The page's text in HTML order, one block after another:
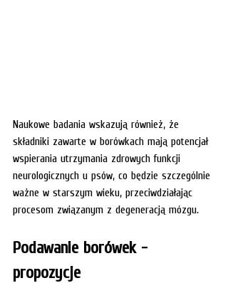
Naukowe badania wskazują również, że
składniki zawarte w borówkach mają potencjał
wspierania utrzymania zdrowych funkcji
neurologicznych u psów, co będzie szczególnie
ważne w starszym wieku, przeciwdziałając
procesom związanym z degeneracją mózgu.
Podawanie borówek -
propozycje